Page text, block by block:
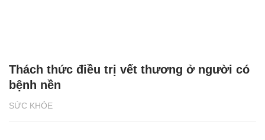
SỨC KHỎE
Thách thức điều trị vết thương ở người có
bệnh nền